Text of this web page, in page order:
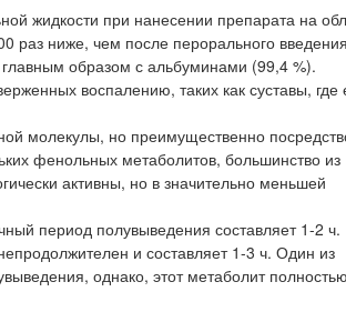
жидкости при нанесении препарата на
раз ниже, чем после перорального введения
образом с альбуминами (99,4 %).
воспалению, таких как суставы, где
молекулы, но преимущественно
фенольных метаболитов, большинство из
активны, но в значительно меньшей
период полувыведения составляет 1-2 ч.
и составляет 1-3 ч. Один из
однако, этот метаболит полностью